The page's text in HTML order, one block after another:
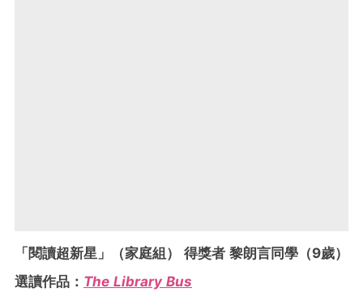
「閱讀超新星」（家庭組） 得獎者 黎朗言同學（9歲）
選讀作品： The Library Bus